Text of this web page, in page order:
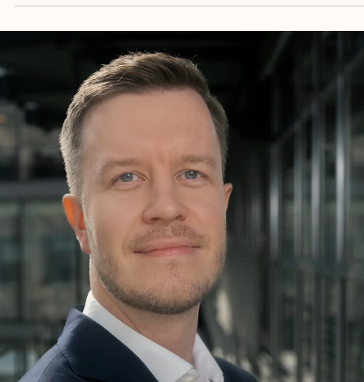
Caroline - ny Partner
Caroline Krohn, med bred erfaring fra controlling begynner som
Partner i NIS Norge! Etter studiene startet Caroline i et mindre
softwareselskap i Norge, der hun håndterte økonomi fra A til
som eneste interne økonomi-resurs. Etter fire år der kjente
at hun trengte litt nye utfordringer, og ble Fabi-konsulent. Etter
flere år som utleid controller til både oppstrøm og nedstrøm i
oljebransjen, samt FMCG på produksjonssiden, byttet Caroline
konsulentselskap til EY. Der fikk